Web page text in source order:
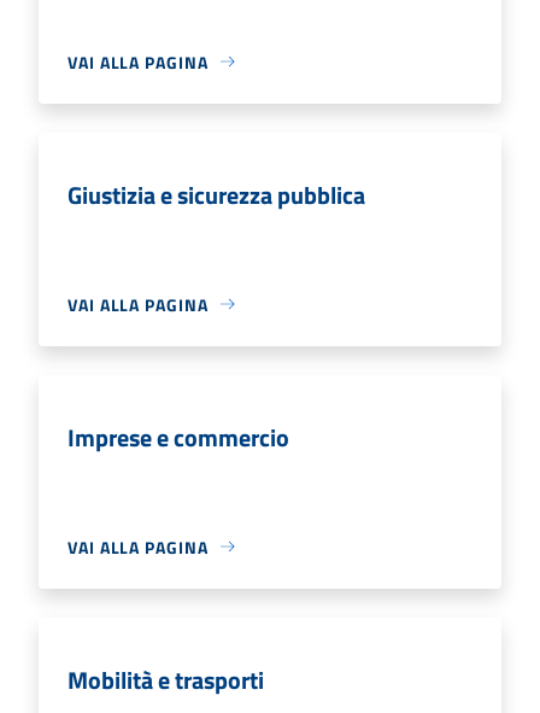
VAI ALLA PAGINA
Giustizia e sicurezza pubblica
VAI ALLA PAGINA
Imprese e commercio
VAI ALLA PAGINA
Mobilità e trasporti